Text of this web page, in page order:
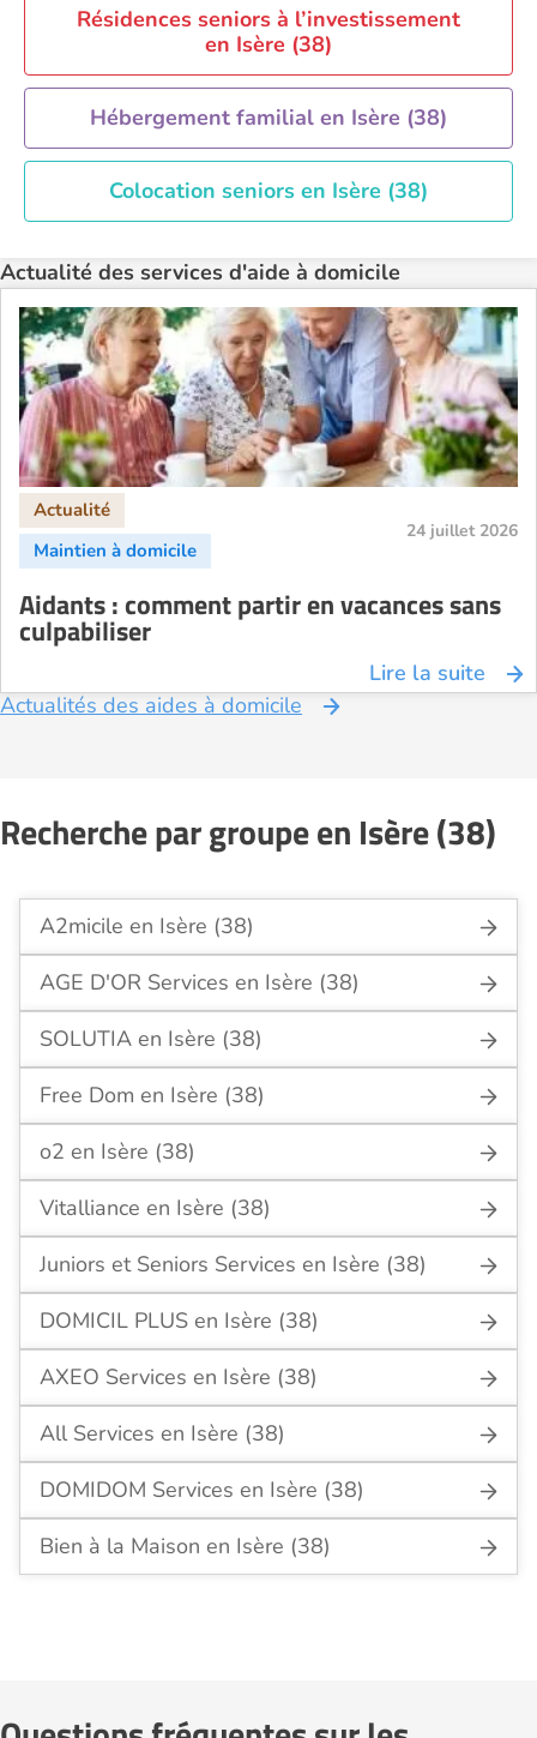
Résidences seniors à l’investissement
en Isère (38)
Hébergement familial en Isère (38)
Colocation seniors en Isère (38)
Actualité des services d'aide à domicile
24 juillet 2026
Aidants : comment partir en vacances sans
culpabiliser
Lire la suite
Actualités des aides à domicile
Recherche par groupe en Isère (38)
A2micile en Isère (38)
AGE D'OR Services en Isère (38)
SOLUTIA en Isère (38)
Free Dom en Isère (38)
o2 en Isère (38)
Vitalliance en Isère (38)
Juniors et Seniors Services en Isère (38)
DOMICIL PLUS en Isère (38)
AXEO Services en Isère (38)
All Services en Isère (38)
DOMIDOM Services en Isère (38)
Bien à la Maison en Isère (38)